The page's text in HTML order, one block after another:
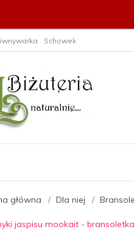
Schowek
główna Dla niej
jaspisu mookait -